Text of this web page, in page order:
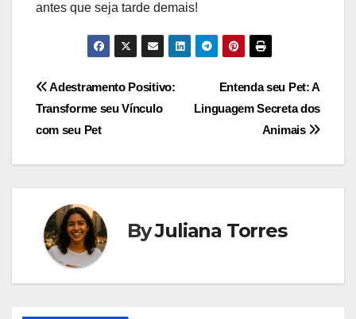
antes que seja tarde demais!
Navegação
de
Post
Entenda seu Pet: A
Linguagem Secreta dos
Animais
Adestramento Positivo:
Transforme seu Vínculo
com seu Pet
ByJuliana Torres